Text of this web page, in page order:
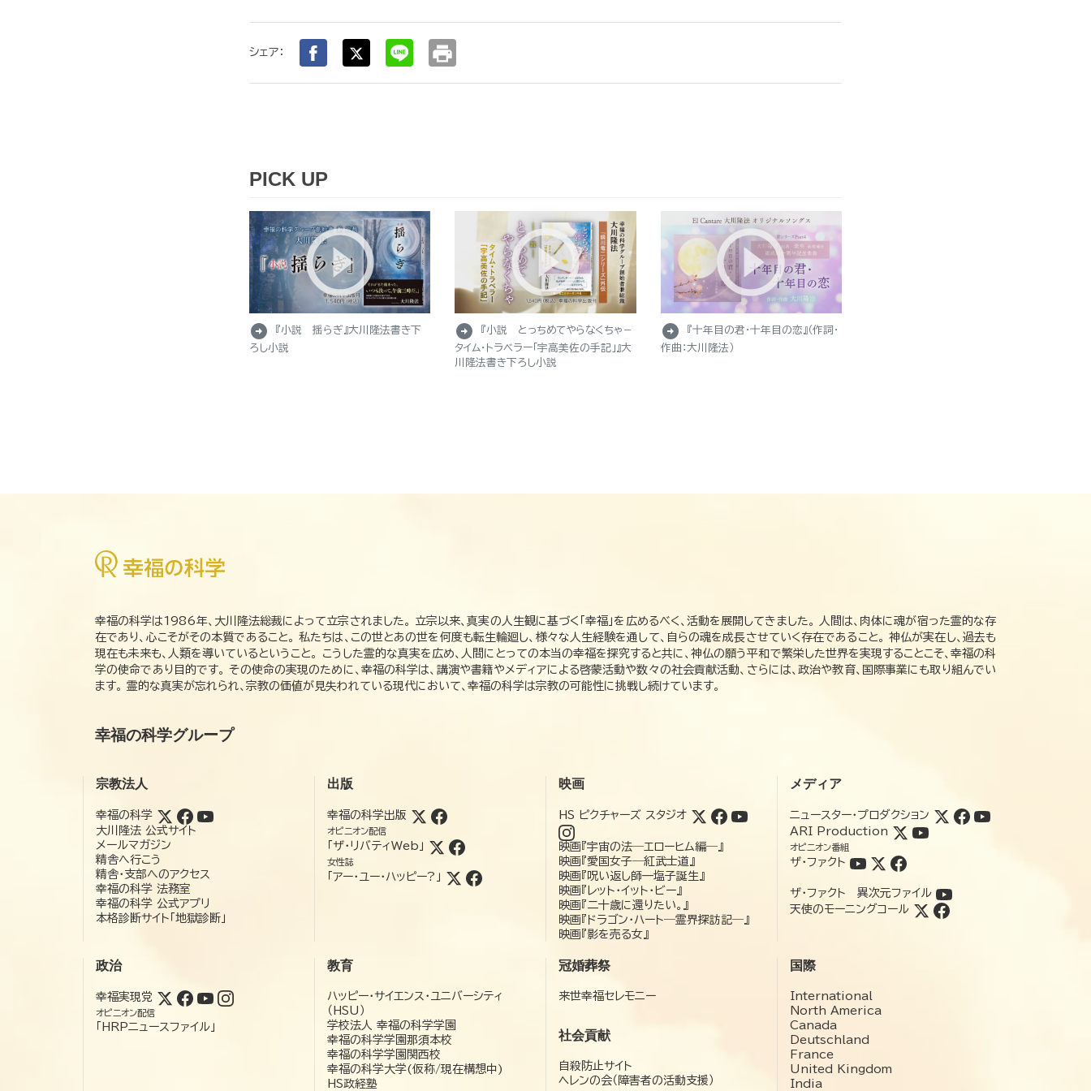
シェア： print
PICK UP
arrow_circle_right
『小説 揺らぎ』大川隆法書き下
ろし小説
arrow_circle_right
『小説 とっちめてやらなくちゃ－
タイム・トラベラー「宇高美佐の手記」』大
川隆法書き下ろし小説
arrow_circle_right
『十年目の君・十年目の恋』（作詞・
作曲：大川隆法）
幸福の科学は1986年、大川隆法総裁によって立宗されました。 立宗以来、真実の人生観に基づく「幸福」を広めるべく、活動を展開してきました。 人間は、肉体に魂が宿った霊的な存
在であり、心こそがその本質であること。 私たちは、この世とあの世を何度も転生輪廻し、様々な人生経験を通して、自らの魂を成長させていく存在であること。 神仏が実在し、過去も
現在も未来も、人類を導いているということ。 こうした霊的な真実を広め、人間にとっての本当の幸福を探究すると共に、神仏の願う平和で繁栄した世界を実現することこそ、幸福の科
学の使命であり目的です。 その使命の実現のために、幸福の科学は、講演や書籍やメディアによる啓蒙活動や数々の社会貢献活動、さらには、政治や教育、国際事業にも取り組んでい
ます。 霊的な真実が忘れられ、宗教の価値が見失われている現代において、幸福の科学は宗教の可能性に挑戦し続けています。
幸福の科学グループ
宗教法人
幸福の科学
大川隆法 公式サイト
メールマガジン
精舎へ行こう
精舎・支部へのアクセス
幸福の科学 法務室
幸福の科学 公式アプリ
本格診断サイト「地獄診断」
出版
幸福の科学出版
オピニオン配信
「ザ・リバティWeb」
女性誌
「アー・ユー・ハッピー?」
映画
HS ピクチャーズ スタジオ
映画『宇宙の法―エローヒム編―』
映画『愛国女子―紅武士道』
映画『呪い返し師—塩子誕生』
映画『レット・イット・ビー』
映画『二十歳に還りたい。』
映画『ドラゴン・ハート―霊界探訪記―』
映画『影を売る女』
メディア
ニュースター・プロダクション
ARI Production
オピニオン番組
ザ・ファクト
ザ・ファクト 異次元ファイル
天使のモーニングコール
政治
幸福実現党
オピニオン配信
「HRPニュースファイル」
教育
ハッピー・サイエンス・ユニバーシティ
（HSU）
学校法人 幸福の科学学園
幸福の科学学園那須本校
幸福の科学学園関西校
幸福の科学大学(仮称/現在構想中)
HS政経塾
冠婚葬祭
来世幸福セレモニー
社会貢献
自殺防止サイト
ヘレンの会（障害者の活動支援）
国際
International
North America
Canada
Deutschland
France
United Kingdom
India